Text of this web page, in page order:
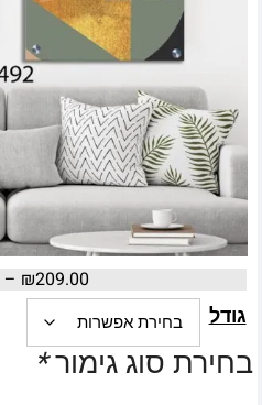
₪209.00
–
גודל
בחירת סוג גימור*